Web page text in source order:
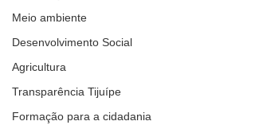
Meio ambiente
Desenvolvimento Social
Agricultura
Transparência Tijuípe
Formação para a cidadania